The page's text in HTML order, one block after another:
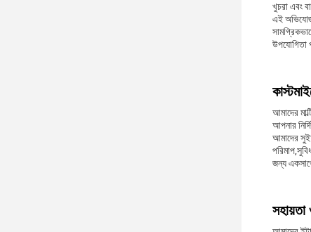
খুচরা এবং
এই
উপযোগিতা
আমাদের
আপনার
আমাদের
জন্য
সহায়তা